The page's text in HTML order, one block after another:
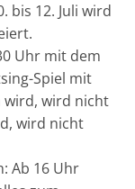
bis 12. Juli wird
Uhr mit dem
Spiel mit
wird, wird nicht
wird nicht
Ab 16 Uhr